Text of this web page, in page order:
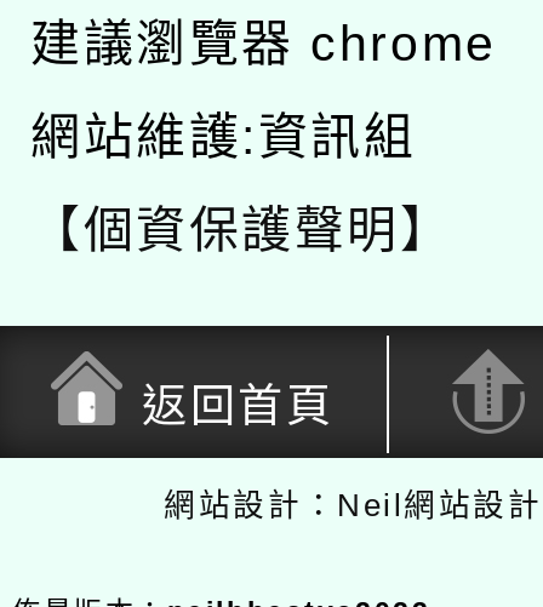
建議瀏覽器 chrome
網站維護:資訊組
【個資保護聲明】
返回首頁
網站設計：Neil網站設